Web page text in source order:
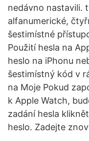
nedávno nastavili.
alfanumerické,
šestimístné
Použití hesla na
heslo na iPhonu
šestimístný kód v
na Moje Pokud
k Apple Watch,
zadání hesla
heslo. Zadejte